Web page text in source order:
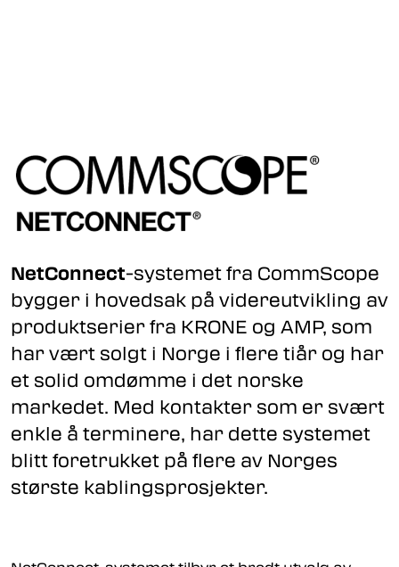
NetConnect-systemet fra CommScope
bygger i hovedsak på videreutvikling av
produktserier fra KRONE og AMP, som
har vært solgt i Norge i flere tiår og har
et solid omdømme i det norske
markedet. Med kontakter som er svært
enkle å terminere, har dette systemet
blitt foretrukket på flere av Norges
største kablingsprosjekter.
Industrielle produkter
Outlet
Kunnskapssenter
Nyheter